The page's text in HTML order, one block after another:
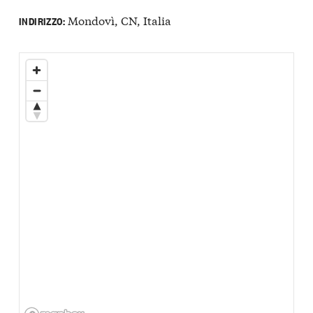
INDIRIZZO:Mondovì, CN, Italia